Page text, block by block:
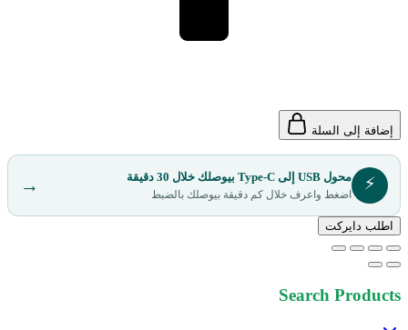
إضافة إلى السلة
⚡ محول USB إلى Type-C بيوصلك خلال 30 دقيقة
اضغط واعرف خلال كم دقيقة بيوصلك بالضبط →
اطلب دايركت
Search Products